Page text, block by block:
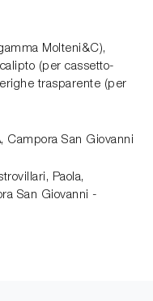
Molteni&C),
(per cassetto-
trasparente (per
Campora San Giovanni
Paola,
San Giovanni -